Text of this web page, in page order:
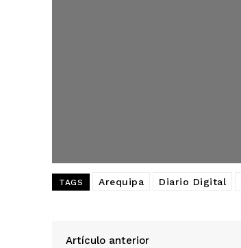
TAGS Arequipa Diario Digital
Artículo anterior